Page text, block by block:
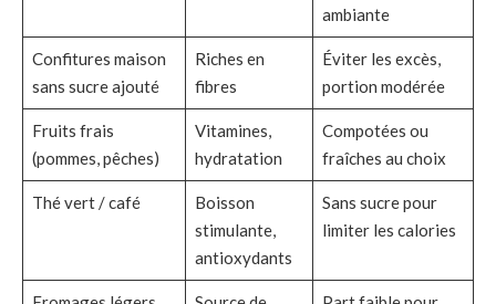
ambiante
Confitures maison
sans sucre ajouté
Riches en
fibres
Éviter les excès,
portion modérée
Fruits frais
(pommes, pêches)
Vitamines,
hydratation
Compotées ou
fraîches au choix
Thé vert / café
Boisson
stimulante,
antioxydants
Sans sucre pour
limiter les calories